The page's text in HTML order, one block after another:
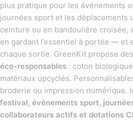
plus pratique pour les événements
journées sport et les déplacements
ceinture ou en bandoulière croisée,
en gardant l’essentiel à portée — et
chaque sortie. GreenKit propose des
éco-responsables : coton
matériaux upcyclés.
broderie ou impression numérique.
festival, événements sport,
collaborateurs actifs et dotations